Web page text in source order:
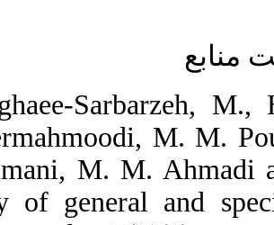
1. Aghaee-
Solaimani,
Study of